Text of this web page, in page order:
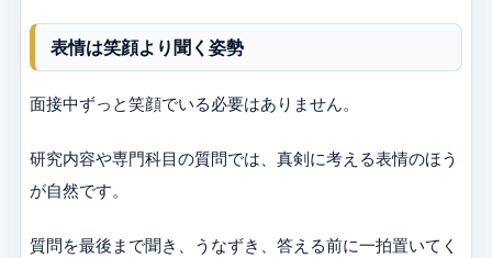
表情は笑顔より聞く姿勢
面接中ずっと笑顔でいる必要はありません。
研究内容や専門科目の質問では、真剣に考える表情のほう
が自然です。
質問を最後まで聞き、うなずき、答える前に一拍置いてく